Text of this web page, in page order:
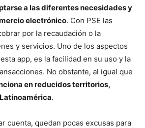
a las diferentes necesidades y
electrónico. Con PSE las
por la recaudación o la
y servicios. Uno de los aspectos
app, es la facilidad en su uso y la
No obstante, al igual que
en reducidos territorios,
.
cuenta, quedan pocas excusas para